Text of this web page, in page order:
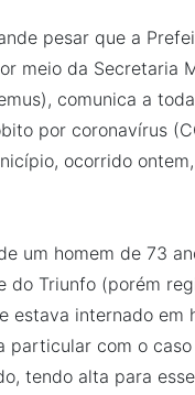
pesar que a
meio da Secretaria
comunica a
por coronavírus
ocorrido
um homem de 73
do Triunfo (porém
estava internado em
particular com o
tendo alta para